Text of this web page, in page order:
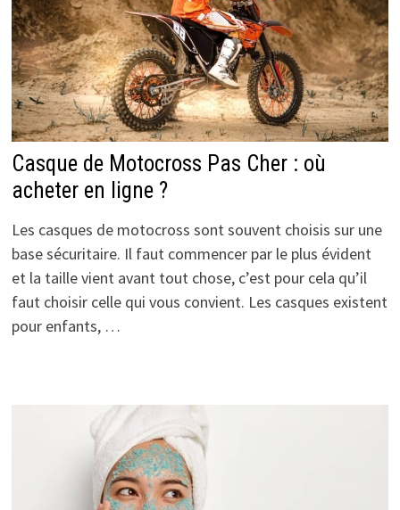
Casque de Motocross Pas Cher : où
acheter en ligne ?
Les casques de motocross sont souvent choisis sur une
base sécuritaire. Il faut commencer par le plus évident
et la taille vient avant tout chose, c’est pour cela qu’il
faut choisir celle qui vous convient. Les casques existent
pour enfants, …